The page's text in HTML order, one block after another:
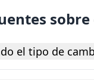
sobre
el tipo de